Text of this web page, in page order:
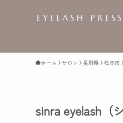
ホーム サロン 長野県 松本市
sinra eyelash（